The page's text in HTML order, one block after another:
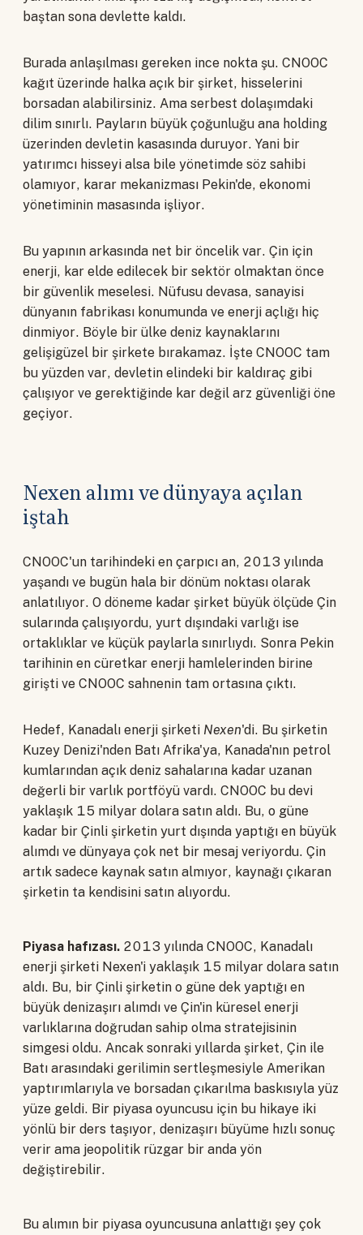
baştan sona devlette kaldı.
Burada anlaşılması gereken ince nokta şu. CNOOC
kağıt üzerinde halka açık bir şirket, hisselerini
borsadan alabilirsiniz. Ama serbest dolaşımdaki
dilim sınırlı. Payların büyük çoğunluğu ana holding
üzerinden devletin kasasında duruyor. Yani bir
yatırımcı hisseyi alsa bile yönetimde söz sahibi
olamıyor, karar mekanizması Pekin'de, ekonomi
yönetiminin masasında işliyor.
Bu yapının arkasında net bir öncelik var. Çin için
enerji, kar elde edilecek bir sektör olmaktan önce
bir güvenlik meselesi. Nüfusu devasa, sanayisi
dünyanın fabrikası konumunda ve enerji açlığı hiç
dinmiyor. Böyle bir ülke deniz kaynaklarını
gelişigüzel bir şirkete bırakamaz. İşte CNOOC tam
bu yüzden var, devletin elindeki bir kaldıraç gibi
çalışıyor ve gerektiğinde kar değil arz güvenliği öne
geçiyor.
Nexen alımı ve dünyaya açılan
iştah
CNOOC'un tarihindeki en çarpıcı an, 2013 yılında
yaşandı ve bugün hala bir dönüm noktası olarak
anlatılıyor. O döneme kadar şirket büyük ölçüde Çin
sularında çalışıyordu, yurt dışındaki varlığı ise
ortaklıklar ve küçük paylarla sınırlıydı. Sonra Pekin
tarihinin en cüretkar enerji hamlelerinden birine
girişti ve CNOOC sahnenin tam ortasına çıktı.
Hedef, Kanadalı enerji şirketi Nexen'di. Bu şirketin
Kuzey Denizi'nden Batı Afrika'ya, Kanada'nın petrol
kumlarından açık deniz sahalarına kadar uzanan
değerli bir varlık portföyü vardı. CNOOC bu devi
yaklaşık 15 milyar dolara satın aldı. Bu, o güne
kadar bir Çinli şirketin yurt dışında yaptığı en büyük
alımdı ve dünyaya çok net bir mesaj veriyordu. Çin
artık sadece kaynak satın almıyor, kaynağı çıkaran
şirketin ta kendisini satın alıyordu.
Piyasa hafızası. 2013 yılında CNOOC, Kanadalı
enerji şirketi Nexen'i yaklaşık 15 milyar dolara satın
aldı. Bu, bir Çinli şirketin o güne dek yaptığı en
büyük denizaşırı alımdı ve Çin'in küresel enerji
varlıklarına doğrudan sahip olma stratejisinin
simgesi oldu. Ancak sonraki yıllarda şirket, Çin ile
Batı arasındaki gerilimin sertleşmesiyle Amerikan
yaptırımlarıyla ve borsadan çıkarılma baskısıyla yüz
yüze geldi. Bir piyasa oyuncusu için bu hikaye iki
yönlü bir ders taşıyor, denizaşırı büyüme hızlı sonuç
verir ama jeopolitik rüzgar bir anda yön
değiştirebilir.
Bu alımın bir piyasa oyuncusuna anlattığı şey çok